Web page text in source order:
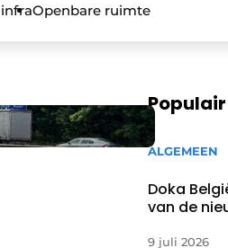
Openbare ruimte
Populair
ALGEMEEN
Doka
van de
9 juli 2026